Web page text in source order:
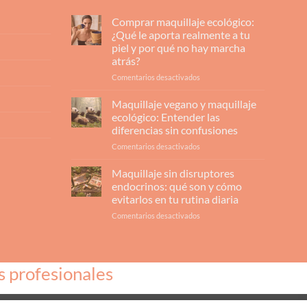
Comprar maquillaje ecológico:
¿Qué le aporta realmente a tu
piel y por qué no hay marcha
atrás?
Comentarios desactivadosen
ecológico:
¿Qué
le
aporta
tu
piel
y
por
marcha
Maquillaje vegano y maquillaje
ecológico: Entender las
diferencias sin confusiones
Comentarios desactivadosen
vegano
maquillaje
ecológico:
Entender
confusiones
Maquillaje sin disruptores
endocrinos: qué son y cómo
evitarlos en tu rutina diaria
Comentarios desactivadosen
endocrinos:
y
profesionales